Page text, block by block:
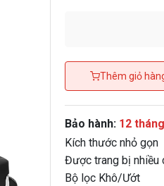
Thêm giỏ
Bảo hành: 12 tháng
Kích thước nhỏ gọn
Được trang bị nhiều
Bộ lọc Khô/Ướt